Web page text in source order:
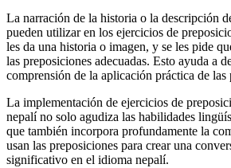
La narración de la historia o la descripción
pueden utilizar en los ejercicios de
les da una historia o imagen, y se les pide
las preposiciones adecuadas. Esto ayuda a
comprensión de la aplicación práctica de las
La implementación de ejercicios de
nepalí no solo agudiza las habilidades
que también incorpora profundamente la
usan las preposiciones para crear una
significativo en el idioma nepalí.